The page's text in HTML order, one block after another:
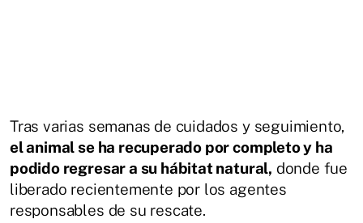
Tras varias semanas de cuidados y seguimiento,
el animal se ha recuperado por completo y ha
podido regresar a su hábitat natural, donde fue
liberado recientemente por los agentes
responsables de su rescate.